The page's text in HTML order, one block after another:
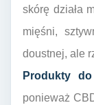
skórę działa
mięśni,
doustnej, ale
Produkty
ponieważ